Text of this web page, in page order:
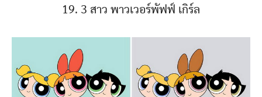
19. 3 สาว พาวเวอร์พัฟฟ์ เกิร์ล